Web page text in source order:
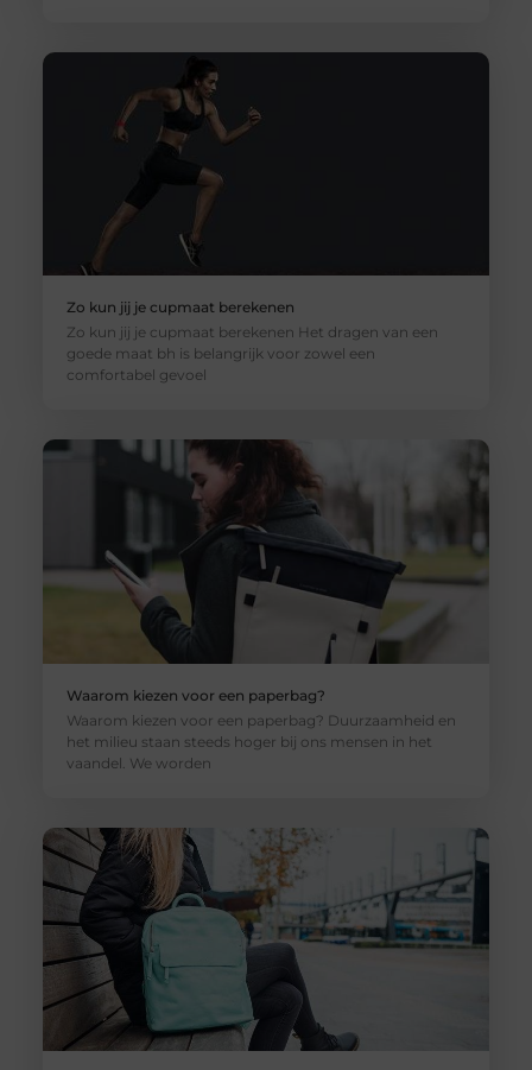
Zo kun jij je cupmaat berekenen
Zo kun jij je cupmaat berekenen Het dragen van een
goede maat bh is belangrijk voor zowel een
comfortabel gevoel
Waarom kiezen voor een paperbag?
Waarom kiezen voor een paperbag? Duurzaamheid en
het milieu staan steeds hoger bij ons mensen in het
vaandel. We worden